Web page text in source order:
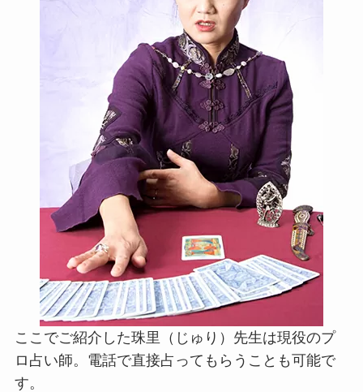
ここでご紹介した珠里（じゅり）先生は現役のプ
ロ占い師。電話で直接占ってもらうことも可能で
す。